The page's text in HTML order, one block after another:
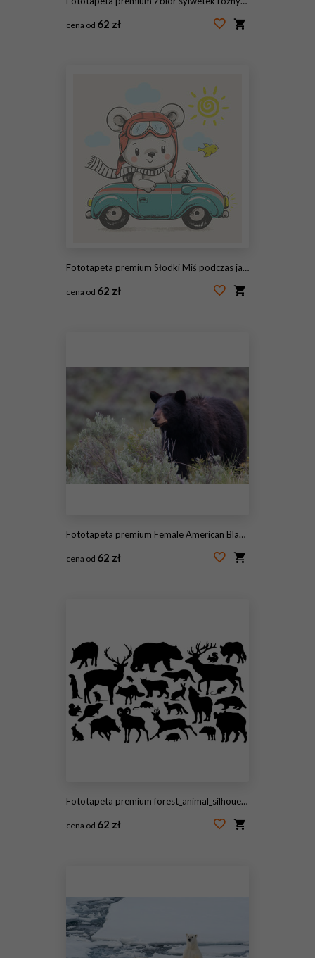
cena od 62 zł
Fototapeta premium Słodki Miś podczas jazdy samochodem kreskówka ręcznie rysowane ilustracji wektorowych. Może być stosowany do nadruków na koszulkach, projektowania mody dla dzieci, powitania z okazji urodzin baby shower i karty z zaproszeniem.
cena od 62 zł
Fototapeta premium Female American Black Bear (Ursus americanus) in Yellowstone National Park in Wyoming
cena od 62 zł
Fototapeta premium forest_animal_silhouettes
cena od 62 zł